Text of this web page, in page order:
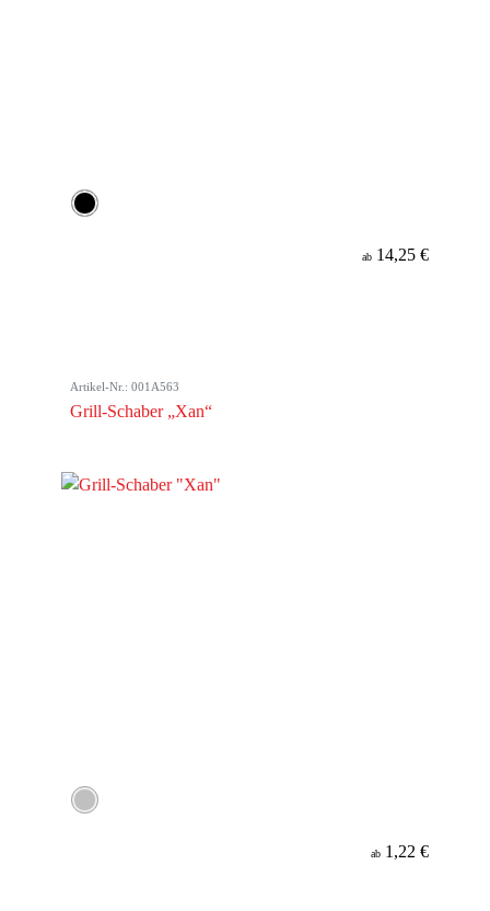
ab 14,25 €
Artikel-Nr.: 001A563
Grill-Schaber „Xan“
ab 1,22 €